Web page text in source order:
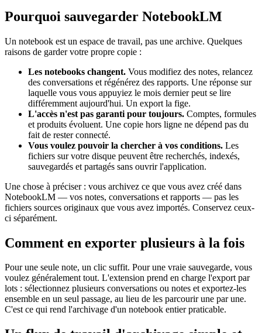
Pourquoi sauvegarder NotebookLM
Un notebook est un espace de travail, pas une archive. Quelques
raisons de garder votre propre copie :
Les notebooks changent. Vous modifiez des notes, relancez
des conversations et régénérez des rapports. Une réponse sur
laquelle vous vous appuyiez le mois dernier peut se lire
différemment aujourd'hui. Un export la fige.
L'accès n'est pas garanti pour toujours. Comptes, formules
et produits évoluent. Une copie hors ligne ne dépend pas du
fait de rester connecté.
Vous voulez pouvoir la chercher à vos conditions. Les
fichiers sur votre disque peuvent être recherchés, indexés,
sauvegardés et partagés sans ouvrir l'application.
Une chose à préciser : vous archivez ce que vous avez créé dans
NotebookLM — vos notes, conversations et rapports — pas les
fichiers sources originaux que vous avez importés. Conservez ceux-
ci séparément.
Comment en exporter plusieurs à la fois
Pour une seule note, un clic suffit. Pour une vraie sauvegarde, vous
voulez généralement tout. L'extension prend en charge l'export par
lots : sélectionnez plusieurs conversations ou notes et exportez-les
ensemble en un seul passage, au lieu de les parcourir une par une.
C'est ce qui rend l'archivage d'un notebook entier praticable.